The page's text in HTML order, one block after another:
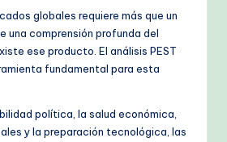
globales requiere más que un
una comprensión profunda del
ese producto. El análisis PEST
fundamental para esta
política, la salud económica,
y la preparación tecnológica, las